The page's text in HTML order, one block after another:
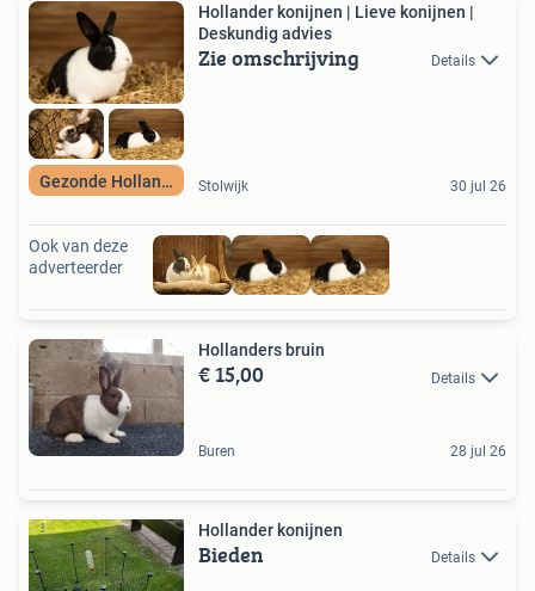
Gezonde Hollanders
Hollander konijnen | Lieve konijnen |
Deskundig advies
Zie omschrijving Details
Stolwijk 30 jul 26
Ook van deze
adverteerder
Hollanders bruin
€ 15,00 Details
Buren 28 jul 26
Hollander konijnen
Bieden Details